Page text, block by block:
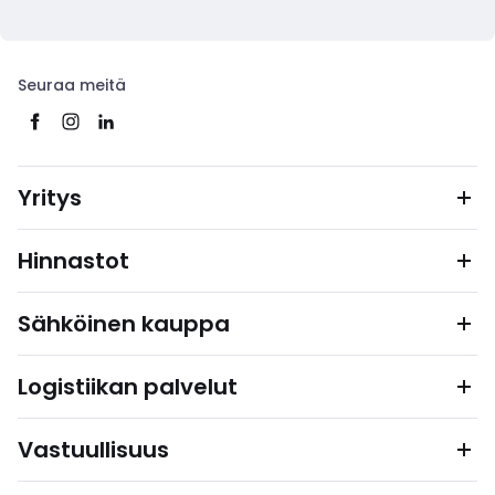
Seuraa meitä
Yritys
Hinnastot
Sähköinen kauppa
Logistiikan palvelut
Vastuullisuus